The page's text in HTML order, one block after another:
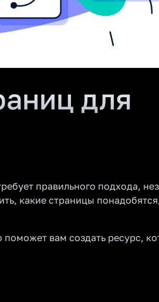
для
правильного подхода,
какие страницы
вам создать ресурс,